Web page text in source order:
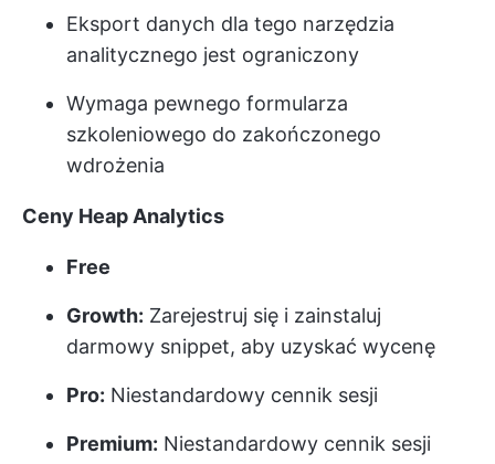
Eksport danych dla tego narzędzia
analitycznego jest ograniczony
Wymaga pewnego formularza
szkoleniowego do zakończonego
wdrożenia
Ceny Heap Analytics
Free
Growth: Zarejestruj się i zainstaluj
darmowy snippet, aby uzyskać wycenę
Pro: Niestandardowy cennik sesji
Premium: Niestandardowy cennik sesji